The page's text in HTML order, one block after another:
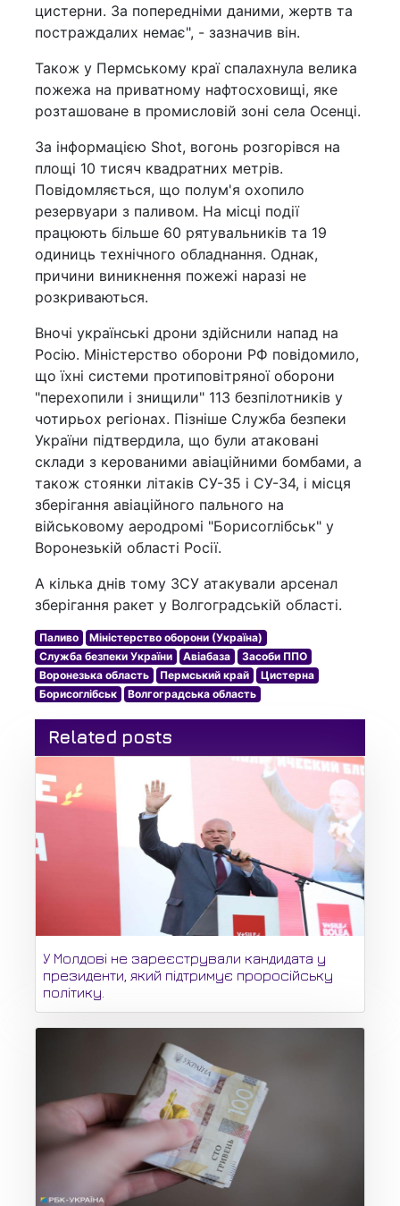
цистерни. За попередніми даними, жертв та
постраждалих немає", - зазначив він.
Також у Пермському краї спалахнула велика
пожежа на приватному нафтосховищі, яке
розташоване в промисловій зоні села Осенці.
За інформацією Shot, вогонь розгорівся на
площі 10 тисяч квадратних метрів.
Повідомляється, що полум'я охопило
резервуари з паливом. На місці події
працюють більше 60 рятувальників та 19
одиниць технічного обладнання. Однак,
причини виникнення пожежі наразі не
розкриваються.
Вночі українські дрони здійснили напад на
Росію. Міністерство оборони РФ повідомило,
що їхні системи протиповітряної оборони
"перехопили і знищили" 113 безпілотників у
чотирьох регіонах. Пізніше Служба безпеки
України підтвердила, що були атаковані
склади з керованими авіаційними бомбами, а
також стоянки літаків СУ-35 і СУ-34, і місця
зберігання авіаційного пального на
військовому аеродромі "Борисоглібськ" у
Воронезькій області Росії.
А кілька днів тому ЗСУ атакували арсенал
зберігання ракет у Волгоградській області.
Паливо
Міністерство оборони (Україна)
Служба безпеки України
Авіабаза
Засоби ППО
Воронезька область
Пермський край
Цистерна
Борисоглібськ
Волгоградська область
Related posts
У Молдові не зареєстрували кандидата у
президенти, який підтримує проросійську
політику.